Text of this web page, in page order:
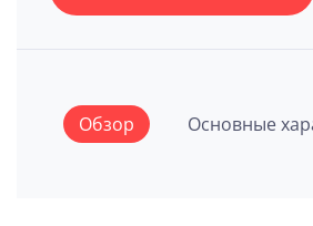
Обзор Основные